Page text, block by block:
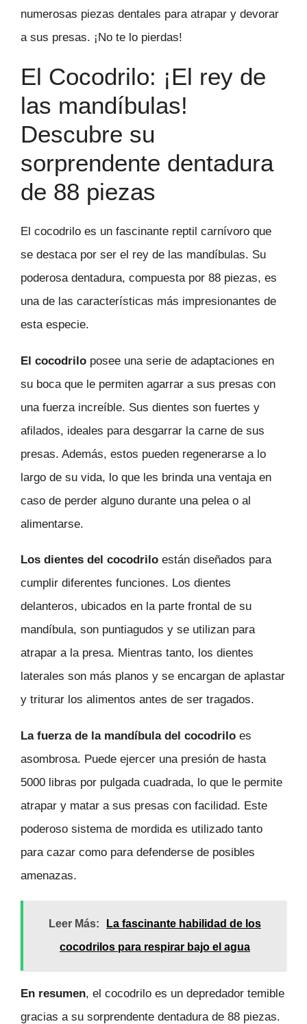
numerosas piezas dentales para atrapar y devorar
a sus presas. ¡No te lo pierdas!
El Cocodrilo: ¡El rey de
las mandíbulas!
Descubre su
sorprendente dentadura
de 88 piezas
El cocodrilo es un fascinante reptil carnívoro que
se destaca por ser el rey de las mandíbulas. Su
poderosa dentadura, compuesta por 88 piezas, es
una de las características más impresionantes de
esta especie.
El cocodrilo posee una serie de adaptaciones en
su boca que le permiten agarrar a sus presas con
una fuerza increíble. Sus dientes son fuertes y
afilados, ideales para desgarrar la carne de sus
presas. Además, estos pueden regenerarse a lo
largo de su vida, lo que les brinda una ventaja en
caso de perder alguno durante una pelea o al
alimentarse.
Los dientes del cocodrilo están diseñados para
cumplir diferentes funciones. Los dientes
delanteros, ubicados en la parte frontal de su
mandíbula, son puntiagudos y se utilizan para
atrapar a la presa. Mientras tanto, los dientes
laterales son más planos y se encargan de aplastar
y triturar los alimentos antes de ser tragados.
La fuerza de la mandíbula del cocodrilo es
asombrosa. Puede ejercer una presión de hasta
5000 libras por pulgada cuadrada, lo que le permite
atrapar y matar a sus presas con facilidad. Este
poderoso sistema de mordida es utilizado tanto
para cazar como para defenderse de posibles
amenazas.
Leer Más:
La fascinante habilidad de los
cocodrilos para respirar bajo el agua
En resumen, el cocodrilo es un depredador temible
gracias a su sorprendente dentadura de 88 piezas.